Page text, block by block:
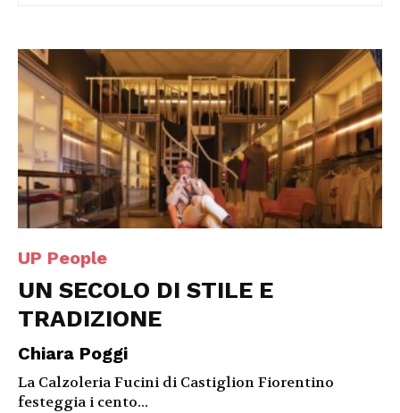
UP People
UN SECOLO DI STILE E
TRADIZIONE
Chiara Poggi
La Calzoleria Fucini di Castiglion Fiorentino
festeggia i cento...